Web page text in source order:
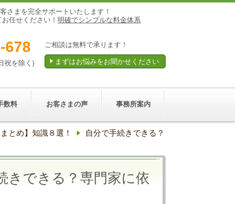
さまを完全サポートいたします！
任せください！ 明確でシンプルな料金体系
678
祝を除く)
ご相談は無料で承ります！
まずはお悩みをお聞かせください
数料 お客さまの声 事務所案内
とめ】知識８選！ 自分で手続きできる？
きできる？専門家に依